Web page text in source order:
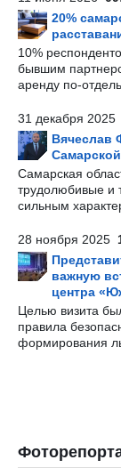
20%
10%
бывшим
аренду по-
31 декабря 2025
Вячеслав
Самарская
трудолюбивые и
сильным
28 ноября 2025
важную
центра
Целью визита
правила
формирования